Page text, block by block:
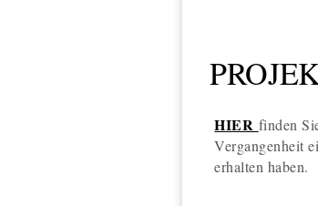
HIER finden
Vergangenheit
erhalten haben.